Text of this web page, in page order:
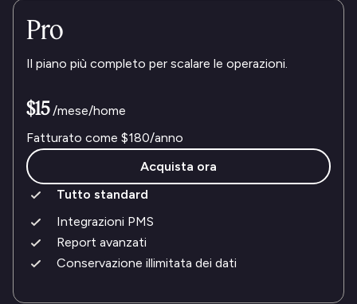
Pro
Il piano più completo per scalare le operazioni.
$15 /mese/home
Fatturato come $180/anno
Acquista ora
Tutto standard
Integrazioni PMS
Report avanzati
Conservazione illimitata dei dati